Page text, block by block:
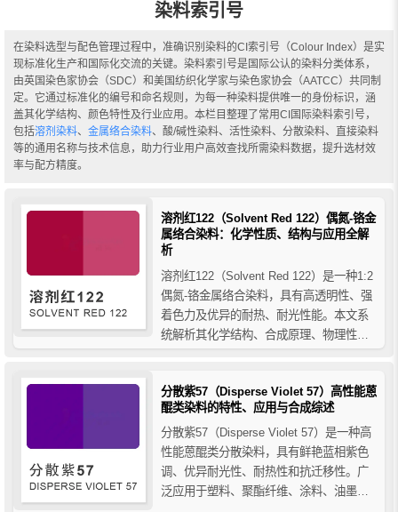
染料索引号
在染料选型与配色管理过程中，准确识别染料的CI索引号（Colour Index）是实
现标准化生产和国际化交流的关键。染料索引号是国际公认的染料分类体系，
由英国染色家协会（SDC）和美国纺织化学家与染色家协会（AATCC）共同制
定。它通过标准化的编号和命名规则，为每一种染料提供唯一的身份标识，涵
盖其化学结构、颜色特性及行业应用。本栏目整理了常用CI国际染料索引号，
包括溶剂染料、 金属络合染料、酸/碱性染料、活性染料、分散染料、直接染料
等的通用名称与技术信息，助力行业用户高效查找所需染料数据，提升选材效
率与配方精度。
溶剂红122（Solvent Red 122）偶氮-铬金
属络合染料：化学性质、结构与应用全解
析
溶剂红122（Solvent Red 122）是一种1:2
偶氮-铬金属络合染料，具有高透明性、强
着色力及优异的耐热、耐光性能。本文系
统解析其化学结构、合成原理、物理性质
塑料透明涂层等领域的应用，并对比其与
颜料红122的本质区别，同时说明金属络合
染料...
分散紫57（Disperse Violet 57）高性能蒽
醌类染料的特性、应用与合成综述
分散紫57（Disperse Violet 57）是一种高
性能蒽醌类分散染料，具有鲜艳蓝相紫色
调、优异耐光性、耐热性和抗迁移性。广
泛应用于塑料、聚酯纤维、涂料、油墨及